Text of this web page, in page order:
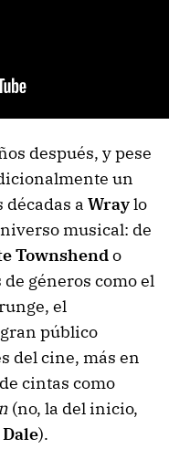
después, y pese
un
a Wraylo
musical: de
Townshendo
géneros como el
el
público
del cine, más en
cintas como
(no, la del inicio,
).